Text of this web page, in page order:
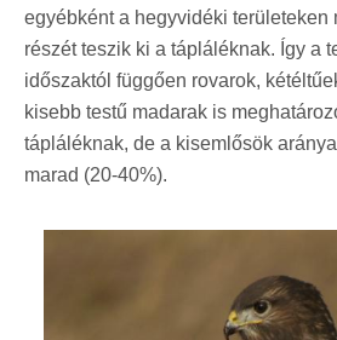
egyébként a hegyvidéki területeken
részét teszik ki a tápláléknak. Így a
időszaktól függően rovarok,
kisebb testű madarak is
tápláléknak, de a kisemlősök
marad (20-40%).